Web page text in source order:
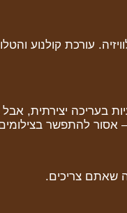
עורכת קולנוע
בעריכה יצירתית,
אסור להתפשר
שאתם צריכים.